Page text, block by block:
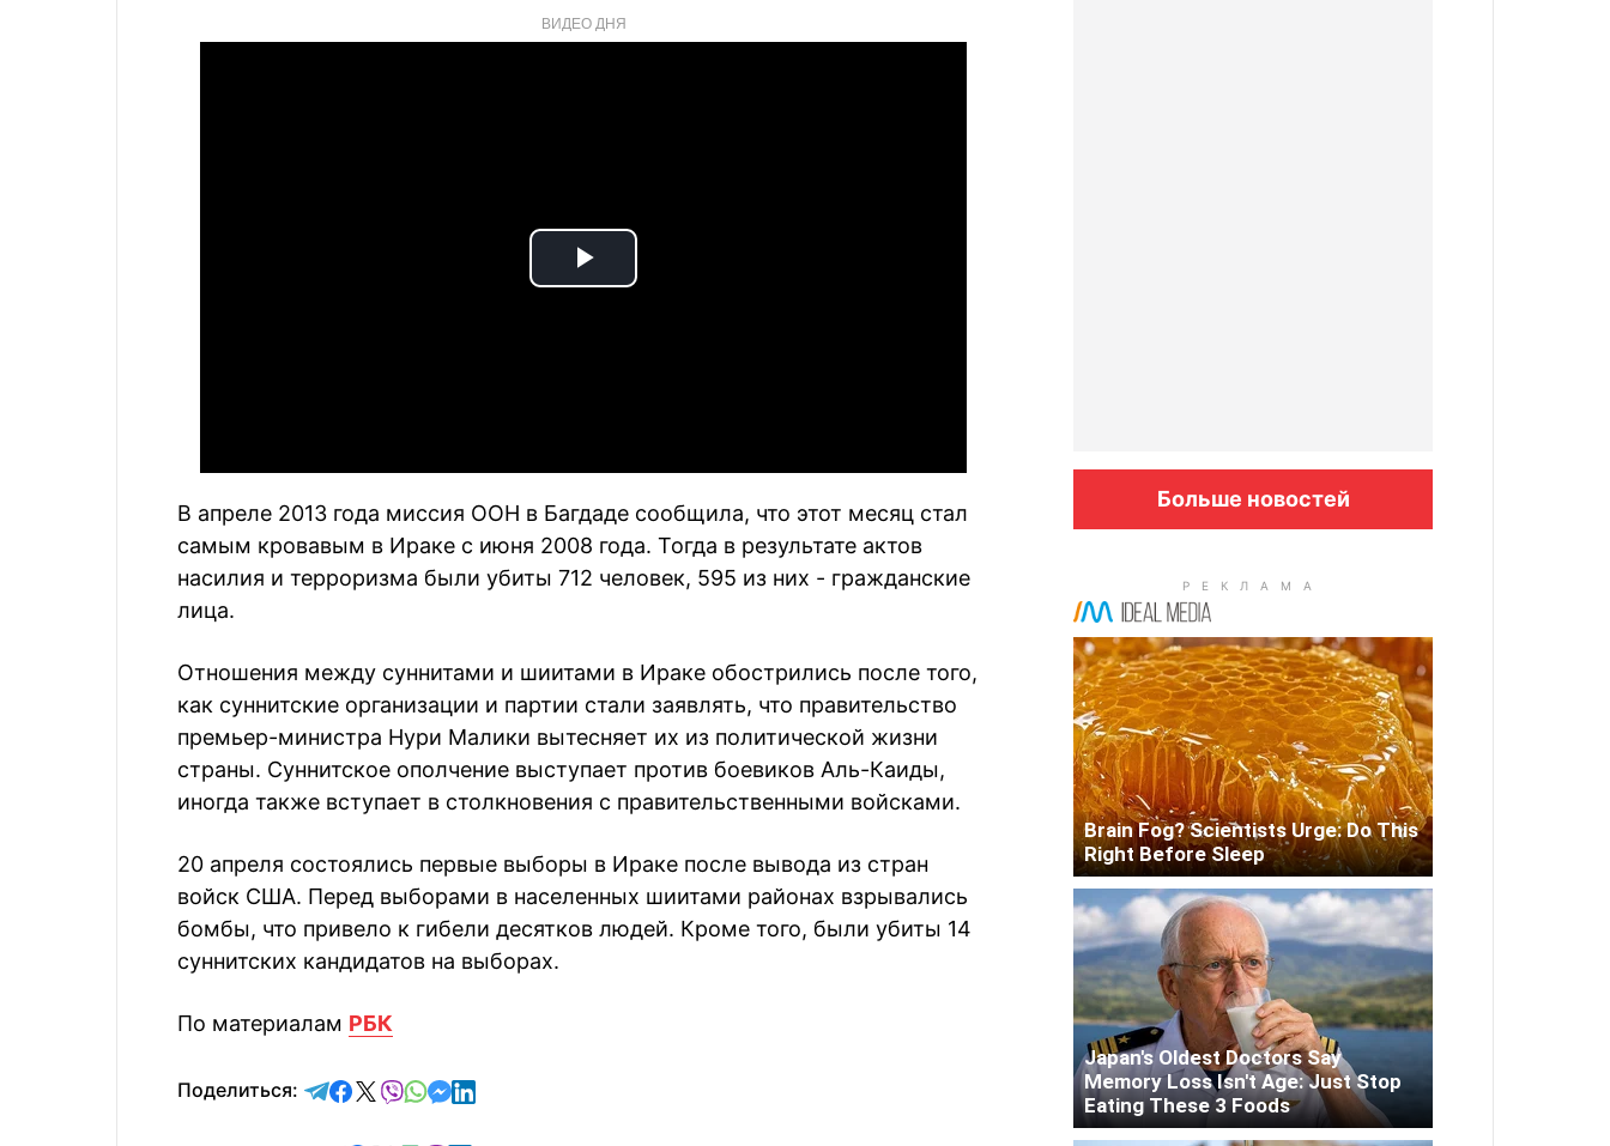
ВИДЕО ДНЯ
Play
В апреле 2013 года миссия ООН в Багдаде сообщила, что этот месяц стал
самым кровавым в Ираке с июня 2008 года. Тогда в результате актов
насилия и терроризма были убиты 712 человек, 595 из них - гражданские
лица.
Отношения между суннитами и шиитами в Ираке обострились после того,
как суннитские организации и партии стали заявлять, что правительство
премьер-министра Нури Малики вытесняет их из политической жизни
страны. Суннитское ополчение выступает против боевиков Аль-Каиды,
иногда также вступает в столкновения с правительственными войсками.
20 апреля состоялись первые выборы в Ираке после вывода из стран
войск США. Перед выборами в населенных шиитами районах взрывались
бомбы, что привело к гибели десятков людей. Кроме того, были убиты 14
суннитских кандидатов на выборах.
По материалам РБК
Поделиться: отправить в Telegram
поделиться в Facebook
поделиться в X
отправить в Viber
отправить в Whatsapp
отправить в Messenger
отправить в LinkedIn
Больше новостей